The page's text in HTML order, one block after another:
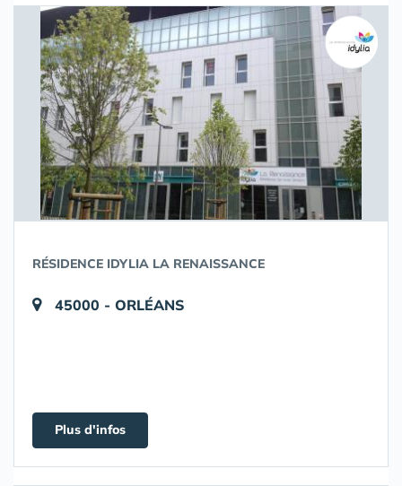
RÉSIDENCE IDYLIA LA RENAISSANCE
45000 - ORLÉANS
Plus d'infos